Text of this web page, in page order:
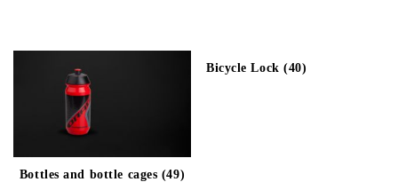
Bottles and bottle cages (49)
Bicycle Lock (40)